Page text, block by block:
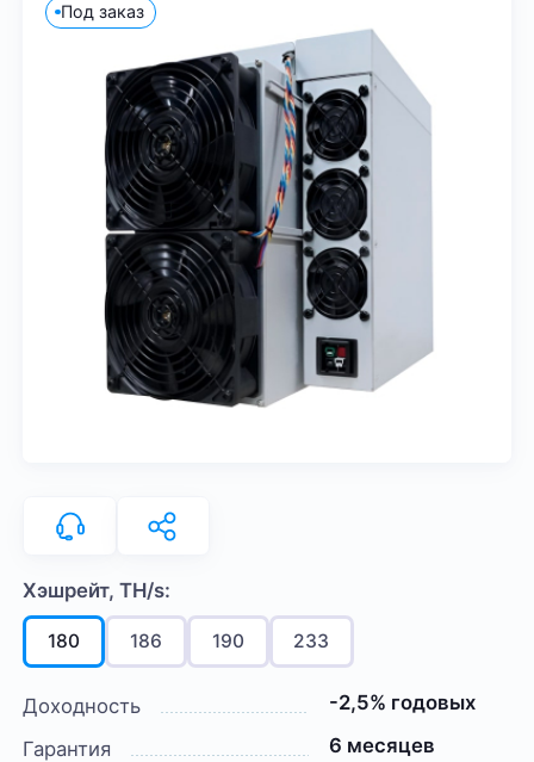
Под заказ
Хэшрейт, TH/s:
180 186 190 233
Доходность
-2,5% годовых
Гарантия
6 месяцев